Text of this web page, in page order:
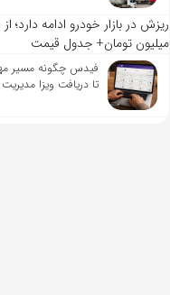
میلیون تومان+ جدول قیمت
فیدس چگونه مسیر
تا دریافت ویزا